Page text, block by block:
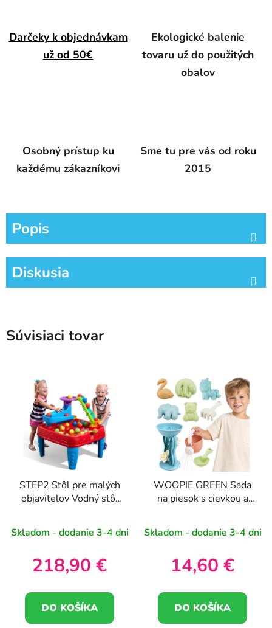
Darčeky k objednávkam
už od 50€
Ekologické balenie
tovaru už do použitých
obalov
Osobný prístup ku
každému zákazníkovi
Sme tu pre vás od roku
2015
Popis
Diskusia
Súvisiaci tovar
STEP2 Stôl pre malých
objaviteľov Vodný stôl
Skladom - dodanie 3-4 dni
218,90 €
DO KOŠÍKA
WOOPIE GREEN Sada
na piesok s cievkou a
ks BIOLOGICKY
ROZLOŽITEĽNÝ
MATERIÁL
Skladom - dodanie 3-4 dni
14,60 €
DO KOŠÍKA